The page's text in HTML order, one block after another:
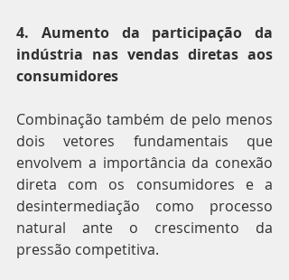
4. Aumento da participação da
indústria nas vendas diretas aos
consumidores
Combinação também de pelo menos
dois vetores fundamentais que
envolvem a importância da conexão
direta com os consumidores e a
desintermediação como processo
natural ante o crescimento da
pressão competitiva.